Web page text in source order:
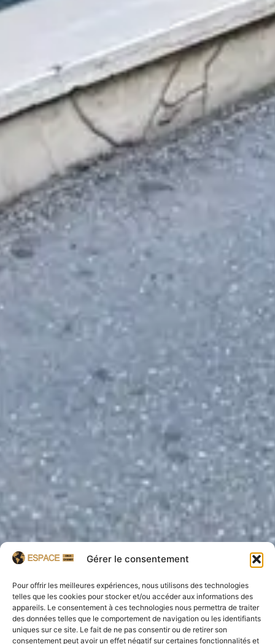
Gérer le consentement
Pour offrir les meilleures expériences, nous utilisons des technologies
telles que les cookies pour stocker et/ou accéder aux informations des
appareils. Le consentement à ces technologies nous permettra de traiter
des données telles que le comportement de navigation ou les identifiants
uniques sur ce site. Le fait de ne pas consentir ou de retirer son
consentement peut avoir un effet négatif sur certaines fonctionnalités et